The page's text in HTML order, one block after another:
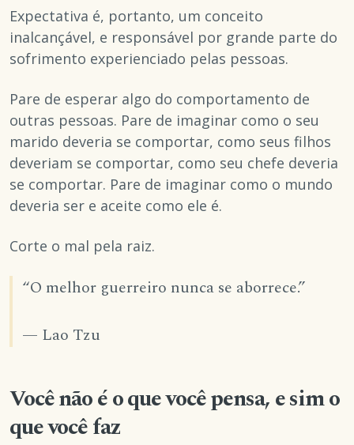
Expectativa é, portanto, um conceito
inalcançável, e responsável por grande parte do
sofrimento experienciado pelas pessoas.
Pare de esperar algo do comportamento de
outras pessoas. Pare de imaginar como o seu
marido deveria se comportar, como seus filhos
deveriam se comportar, como seu chefe deveria
se comportar. Pare de imaginar como o mundo
deveria ser e aceite como ele é.
Corte o mal pela raiz.
“O melhor guerreiro nunca se aborrece.”
— Lao Tzu
Você não é o que você pensa, e sim o
que você faz